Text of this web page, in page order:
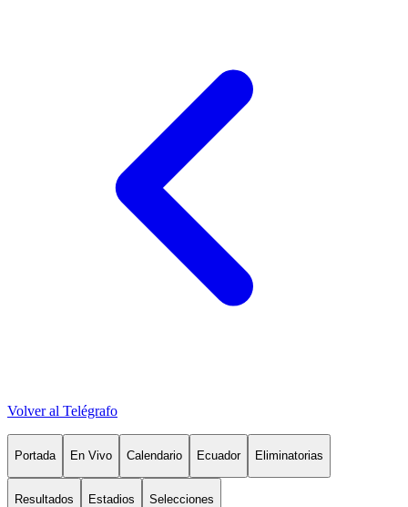
Volver al Telégrafo
Portada En Vivo Calendario Ecuador Eliminatorias
Resultados Estadios Selecciones